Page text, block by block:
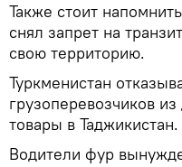
Также стоит
снял запрет на
свою территорию.
Туркменистан
грузоперевозчиков
товары в Таджикистан.
Водители фур